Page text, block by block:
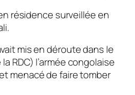
résidence surveillée en
mis en déroute dans le
RDC) l’armée congolaise
menacé de faire tomber